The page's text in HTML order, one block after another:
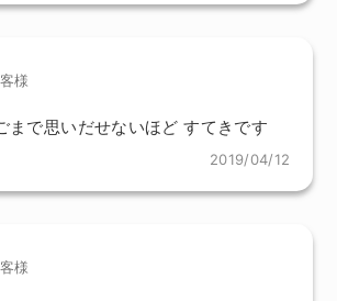
様
まで思いだせないほど すてきです
2019/04/12
様